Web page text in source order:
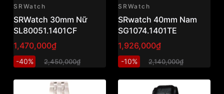
SRWatch
SRWatch 30mm Nữ
SL80051.1401CF
1,470,000₫
-40% 2,450,000₫
SRWatch
SRwatch 40mm Nam
SG1074.1401TE
1,926,000₫
-10% 2,140,000₫